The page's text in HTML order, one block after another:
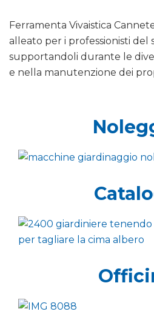
Ferramenta Vivaistica
alleato per i professionisti del
supportandoli durante le
e nella manutenzione dei